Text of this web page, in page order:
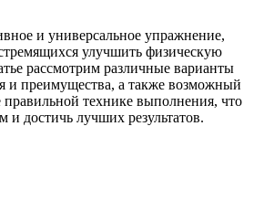
и универсальное упражнение,
улучшить физическую
рассмотрим различные варианты
и преимущества, а также возможный
технике выполнения, что
и достичь лучших результатов.